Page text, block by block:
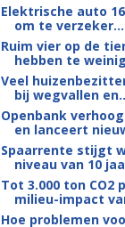
Elektrische auto
om te verzeker...
Ruim vier op de
hebben te
Veel
bij wegvallen
Openbank
en lanceert
Spaarrente stijgt
niveau van 10
Tot 3.000 ton CO2
milieu-impact
Hoe problemen